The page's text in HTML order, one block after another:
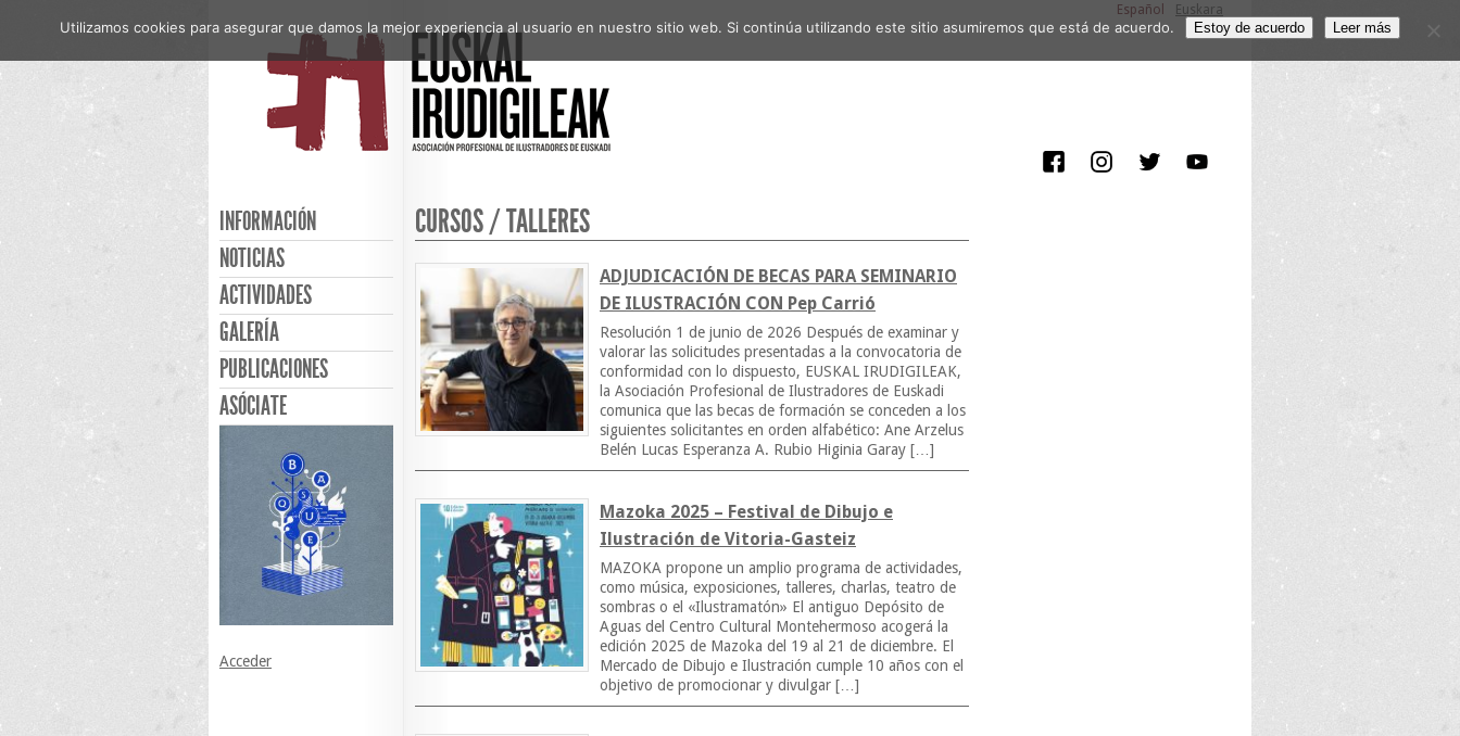
Español Euskara
INFORMACIÓN
NOTICIAS
ACTIVIDADES
GALERÍA
PUBLICACIONES
ASÓCIATE
Acceder
CURSOS / TALLERES
ADJUDICACIÓN DE BECAS PARA SEMINARIO
DE ILUSTRACIÓN CON Pep Carrió
Resolución 1 de junio de 2026 Después de examinar y
valorar las solicitudes presentadas a la convocatoria de
conformidad con lo dispuesto, EUSKAL IRUDIGILEAK,
la Asociación Profesional de Ilustradores de Euskadi
comunica que las becas de formación se conceden a los
siguientes solicitantes en orden alfabético: Ane Arzelus
Belén Lucas Esperanza A. Rubio Higinia Garay […]
Mazoka 2025 – Festival de Dibujo e
Ilustración de Vitoria-Gasteiz
MAZOKA propone un amplio programa de actividades,
como música, exposiciones, talleres, charlas, teatro de
sombras o el «Ilustramatón» El antiguo Depósito de
Aguas del Centro Cultural Montehermoso acogerá la
edición 2025 de Mazoka del 19 al 21 de diciembre. El
Mercado de Dibujo e Ilustración cumple 10 años con el
objetivo de promocionar y divulgar […]
Utilizamos cookies para asegurar que damos la mejor experiencia al usuario en nuestro sitio web. Si continúa utilizando este sitio asumiremos que está de acuerdo. Estoy de acuerdo Leer más